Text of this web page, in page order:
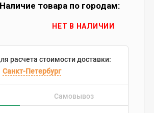
Наличие товара по городам:
НЕТ В НАЛИЧИИ
расчета стоимости доставки:
Санкт-Петербург
Самовывоз